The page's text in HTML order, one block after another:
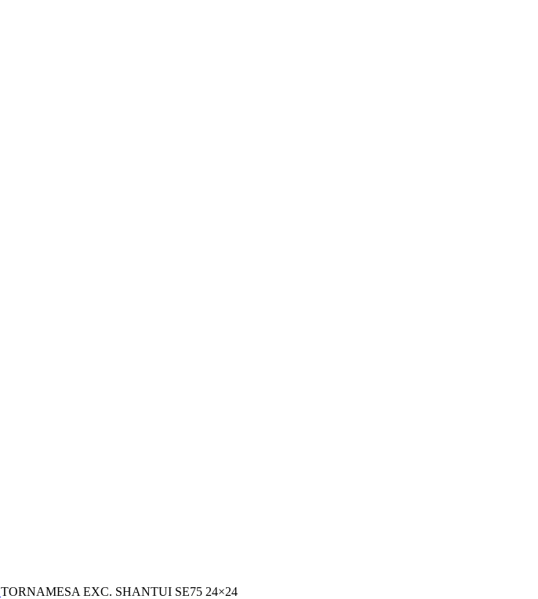
TORNAMESA EXC. SHANTUI SE75 24×24